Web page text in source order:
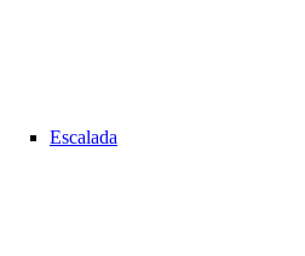
Escalada